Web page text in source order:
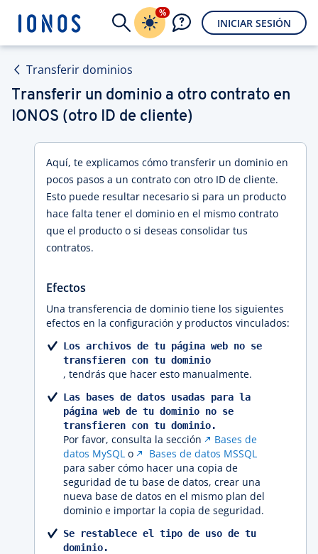
%
INICIAR SESIÓN
Transferir dominios
Transferir un dominio a otro contrato en
IONOS (otro ID de cliente)
Aquí, te explicamos cómo transferir un dominio en
pocos pasos a un contrato con otro ID de cliente.
Esto puede resultar necesario si para un producto
hace falta tener el dominio en el mismo contrato
que el producto o si deseas consolidar tus
contratos.
Efectos
Una transferencia de dominio tiene los siguientes
efectos en la configuración y productos vinculados:
Los archivos de tu página web no se
transfieren con tu dominio
, tendrás que hacer esto manualmente.
Las bases de datos usadas para la
página web de tu dominio no se
transfieren con tu dominio.
Por favor, consulta la sección
Bases de
datos MySQL o
Bases de datos MSSQL
para saber cómo hacer una copia de
seguridad de tu base de datos, crear una
nueva base de datos en el mismo plan del
dominio e importar la copia de seguridad.
Se restablece el tipo de uso de tu
dominio.